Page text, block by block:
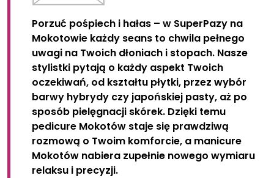
Porzuć pośpiech i hałas – w SuperPazy na
Mokotowie każdy seans to chwila pełnego
uwagi na Twoich dłoniach i stopach. Nasze
stylistki pytają o każdy aspekt Twoich
oczekiwań, od kształtu płytki, przez wybór
barwy hybrydy czy japońskiej pasty, aż po
sposób pielęgnacji skórek. Dzięki temu
pedicure Mokotów staje się prawdziwą
rozmową o Twoim komforcie, a manicure
Mokotów nabiera zupełnie nowego wymiaru
relaksu i precyzji.